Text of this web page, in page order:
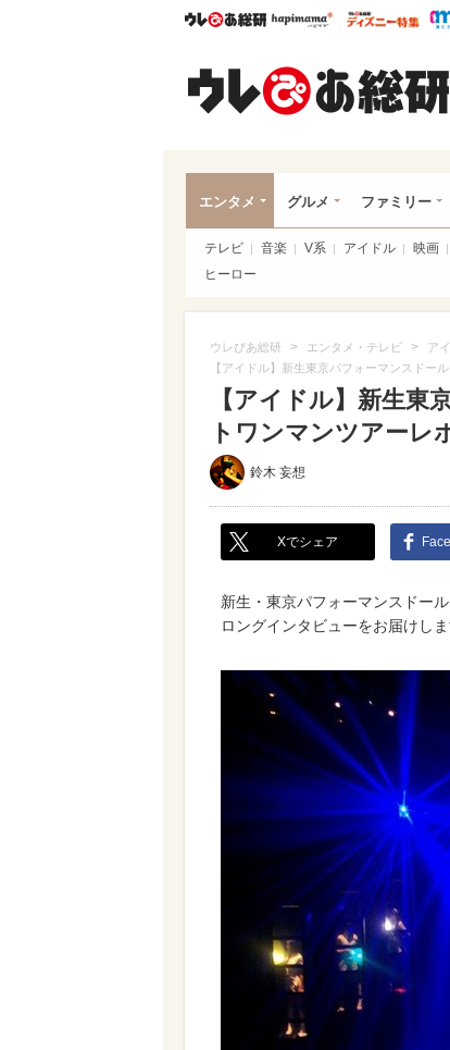
ウレぴあ総研ハピママ* ウ
エンタメ グルメ ファミリー
テレビ 音楽 V系 アイドル 映画
ヒーロー
ウレぴあ総研 > エンタメ・テレビ > ア
【アイドル】新生東京パフォーマンスドー
【アイドル】新生東
トワンマンツアーレ
鈴木 妄想
Xでシェア
新生・東京パフォーマンスドー
ロングインタビューをお届けし